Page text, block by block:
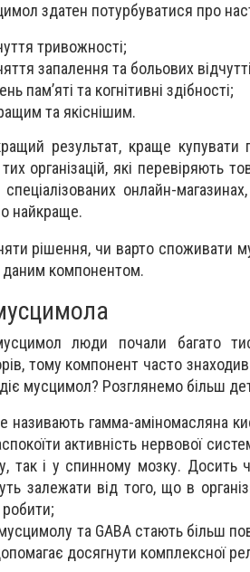
здатен потурбуватися про
тривожності;
запалення та больових
пам’яті та когнітивні здібності;
та якіснішим.
результат, краще купувати
організацій, які перевіряють
онлайн-
найкраще.
рішення, чи варто споживати
даним компонентом.
люди почали багато
тому компонент часто
мусцимол? Розглянемо більш
називають гамма-аміномасляна
активність нервової
так і у спинному мозку. Досить
залежати від того, що в
та GABA стають більш
досягнути комплексної